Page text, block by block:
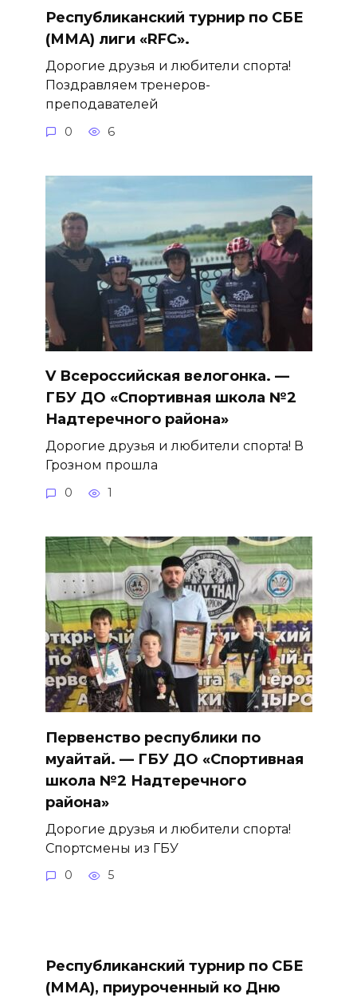
Республиканский турнир по СБЕ
(ММА) лиги «RFC».
Дорогие друзья и любители спорта!
Поздравляем тренеров-
преподавателей
0 6
V Всероссийская велогонка. —
ГБУ ДО «Спортивная школа №2
Надтеречного района»
Дорогие друзья и любители спорта! В
Грозном прошла
0 1
Первенство республики по
муайтай. — ГБУ ДО «Спортивная
школа №2 Надтеречного
района»
Дорогие друзья и любители спорта!
Спортсмены из ГБУ
0 5
Республиканский турнир по СБЕ
(ММА), приуроченный ко Дню